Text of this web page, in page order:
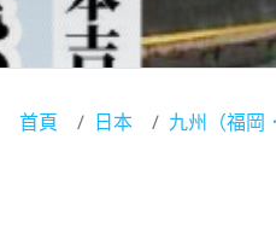
首頁 日本 九州（福岡